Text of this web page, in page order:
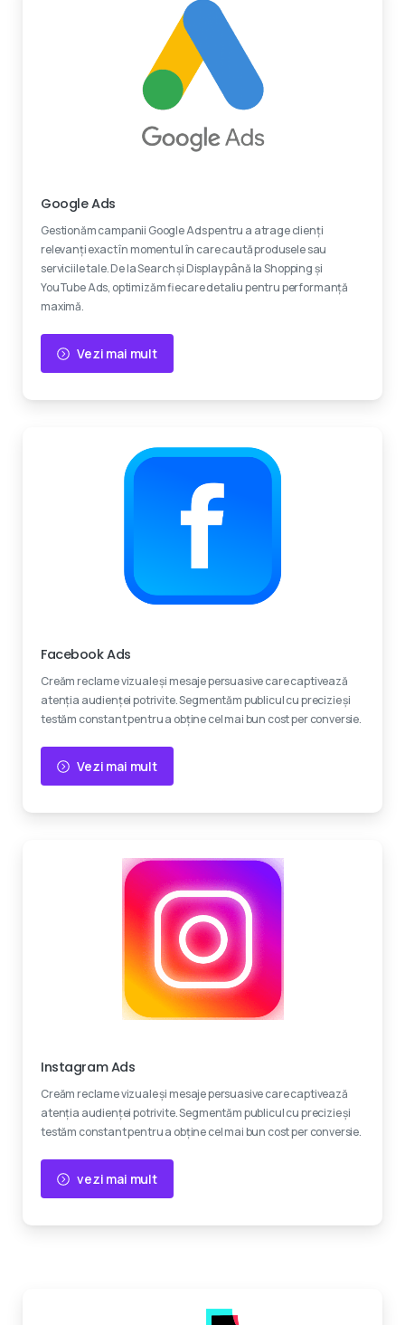
Google Ads
Gestionăm campanii Google Ads pentru a atrage clienți
relevanți exact în momentul în care caută produsele sau
serviciile tale. De la Search și Display până la Shopping și
YouTube Ads, optimizăm fiecare detaliu pentru performanță
maximă.
Vezi mai mult
Facebook Ads
Creăm reclame vizuale și mesaje persuasive care captivează
atenția audienței potrivite. Segmentăm publicul cu precizie și
testăm constant pentru a obține cel mai bun cost per conversie.
Vezi mai mult
Instagram Ads
Creăm reclame vizuale și mesaje persuasive care captivează
atenția audienței potrivite. Segmentăm publicul cu precizie și
testăm constant pentru a obține cel mai bun cost per conversie.
vezi mai mult